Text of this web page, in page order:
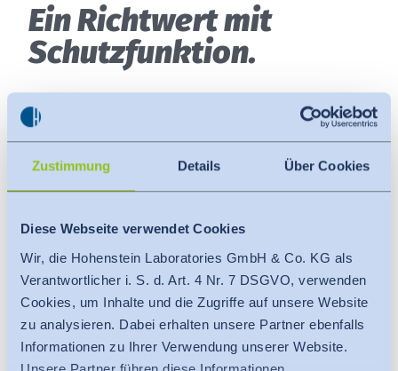
Zustimmung Details Über Cookies
Diese Webseite verwendet Cookies
Wir, die Hohenstein Laboratories GmbH & Co. KG als
Verantwortlicher i. S. d. Art. 4 Nr. 7 DSGVO, verwenden
Cookies, um Inhalte und die Zugriffe auf unsere Website
zu analysieren. Dabei erhalten unsere Partner ebenfalls
Informationen zu Ihrer Verwendung unserer Website.
Ein Richtwert mit
Schutz­funktion.
Mittels UV-Index kann sich der Verbraucher gut über
die Notwendigkeit des Sonnenschutzes bzw. genauer
Maß für die sonnenbrandwirksame solare
die Mittagszeit.
AKTUELLER UV-INDEX